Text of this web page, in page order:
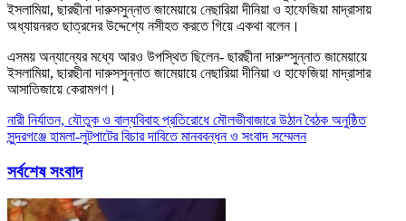
ইসলামিয়া, ছারছীনা দারুসসুন্নাত জামেয়ায়ে নেছারিয়া দীনিয়া ও হাফেজিয়া মাদ্রাসায়
অধ্যায়নরত ছাত্রদের উদ্দেশ্যে নসীহত করতে গিয়ে একথা বলেন।
এসময় অন্যান্যের মধ্যে আরও উপস্থিত ছিলেন- ছারছীনা দারুস্সুন্নাত জামেয়ায়ে
ইসলামিয়া, ছারছীনা দারুসসুন্নাত জামেয়ায়ে নেছারিয়া দীনিয়া ও হাফেজিয়া মাদ্রাসার
আসাতিজায়ে কেরামগণ।
Post
navigation
নারী নির্যাতন, যৌতুক ও বাল্যবিবাহ প্রতিরোধে মৌলভীবাজারে উঠান বৈঠক অনুষ্ঠিত
সুন্দরগঞ্জে হামলা-লুটপাটের বিচার দাবিতে মানববন্ধন ও সংবাদ সম্মেলন
সর্বশেষ সংবাদ